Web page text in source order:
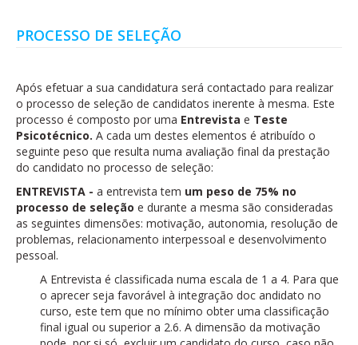
PROCESSO DE SELEÇÃO
Após efetuar a sua candidatura será contactado para realizar
o processo de seleção de candidatos inerente à mesma. Este
processo é composto por uma Entrevista e Teste
Psicotécnico. A cada um destes elementos é atribuído o
seguinte peso que resulta numa avaliação final da prestação
do candidato no processo de seleção:
ENTREVISTA - a entrevista tem um peso de 75% no
processo de seleção e durante a mesma são consideradas
as seguintes dimensões: motivação, autonomia, resolução de
problemas, relacionamento interpessoal e desenvolvimento
pessoal.
A Entrevista é classificada numa escala de 1 a 4. Para que
o aprecer seja favorável à integração doc andidato no
curso, este tem que no mínimo obter uma classificação
final igual ou superior a 2.6. A dimensão da motivação